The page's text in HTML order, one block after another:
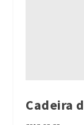
Cadeira